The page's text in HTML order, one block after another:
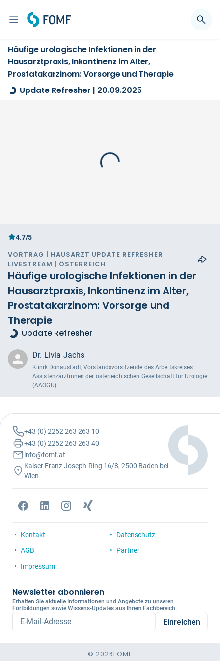
Häufige urologische Infektionen in der
Hausarztpraxis, Inkontinenz im Alter,
Prostatakarzinom: Vorsorge und Therapie
Update Refresher | 20.09.2025
4.7/5
VORTRAG | HAUSARZT UPDATE REFRESHER
LIVESTREAM | ÖSTERREICH
Häufige urologische Infektionen in der
Hausarztpraxis, Inkontinenz im Alter,
Prostatakarzinom: Vorsorge und
Therapie
Update Refresher
Dr. Livia Jachs
Klinik Donaustadt, Vorstandsvorsitzende des Arbeitskreises
Assistenzärztinnen der österreichischen Gesellschaft für Urologie
(AAÖGU)
+43 (0) 2252 263 263 10
+43 (0) 2252 263 263 40
info@fomf.at
Kaiser Franz Joseph-Ring 16/8, 2500 Baden bei
Wien
Kontakt
AGB
Impressum
Datenschutz
Partner
Newsletter abonnieren
Erhalten Sie aktuelle Informationen und Angebote zu unseren
Fortbildungen sowie Wissens-Updates aus Ihrem Fachbereich.
E-Mail-Adresse Einreichen
© 2026FOMF